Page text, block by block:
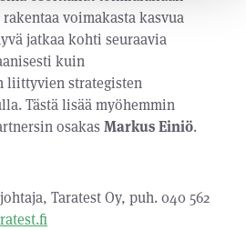
voimakasta kasvua
jatkaa kohti seuraavia
kuin
liittyvien strategisten
Tästä lisää myöhemmin
osakasMarkus Einiö.
Taratest Oy, puh. 040 562